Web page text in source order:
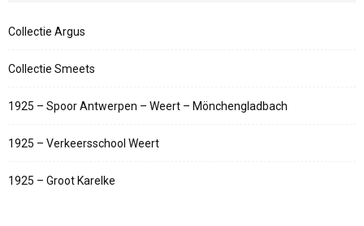
Collectie Argus
Collectie Smeets
1925 – Spoor Antwerpen – Weert – Mönchengladbach
1925 – Verkeersschool Weert
1925 – Groot Karelke